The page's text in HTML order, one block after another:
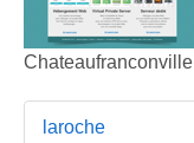
Chateaufranconville
laroche